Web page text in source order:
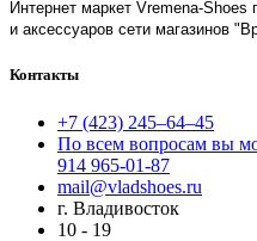
Интернет маркет Vremena-
и аксессуаров сети магазинов
Контакты
+7 (423) 245–64–45
По всем вопросам вы
914 965-01-87
mail@vladshoes.ru
г. Владивосток
10 - 19